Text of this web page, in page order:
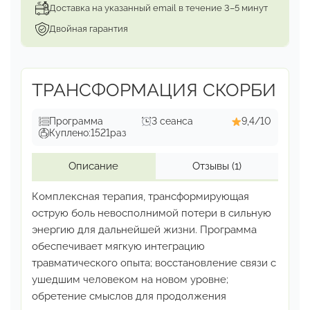
Доставка на указанный email в течение 3–5 минут
Двойная гарантия
ТРАНСФОРМАЦИЯ СКОРБИ
Программа 3 сеанса
9,4/10
Куплено:1521 раз
Описание Отзывы (1)
Комплексная терапия, трансформирующая
острую боль невосполнимой потери в сильную
энергию для дальнейшей жизни. Программа
обеспечивает мягкую интеграцию
травматического опыта; восстановление связи с
ушедшим человеком на новом уровне;
обретение смыслов для продолжения